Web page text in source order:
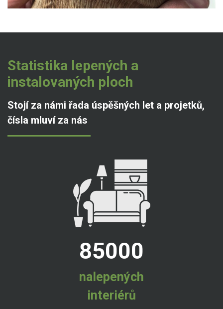
Statistika lepených a
instalovaných ploch
Stojí za námi řada úspěšných let a projetků,
čísla mluví za nás
85000
nalepených
interiérů